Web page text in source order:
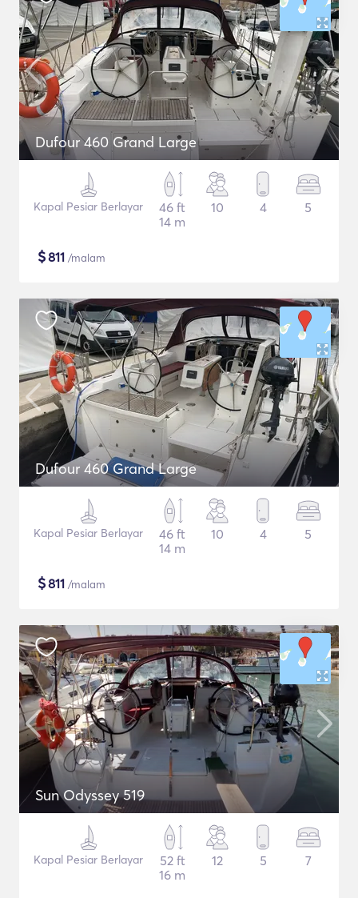
Dufour 460 Grand Large
Kapal Pesiar Berlayar
46 ft
14 m
10 4 5
$811 /malam
Dufour 460 Grand Large
Kapal Pesiar Berlayar
46 ft
14 m
10 4 5
$811 /malam
Sun Odyssey 519
Kapal Pesiar Berlayar
52 ft
16 m
12 5 7